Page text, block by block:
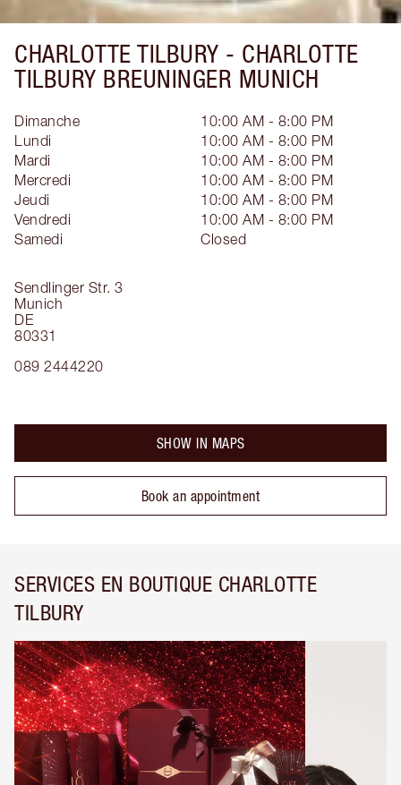
CHARLOTTE TILBURY - CHARLOTTE
TILBURY BREUNINGER MUNICH
Sendlinger Str. 3
Munich
DE
80331
089 2444220
Dimanche
10:00 AM - 8:00 PM
Lundi
10:00 AM - 8:00 PM
Mardi
10:00 AM - 8:00 PM
Mercredi
10:00 AM - 8:00 PM
Jeudi
10:00 AM - 8:00 PM
Vendredi
10:00 AM - 8:00 PM
Samedi
Closed
SHOW IN MAPS
Book an appointment
SERVICES EN BOUTIQUE CHARLOTTE
TILBURY